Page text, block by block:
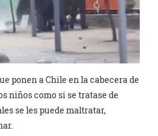
ponen a Chile en la cabecera de
niños como si se tratase de
se les puede maltratar,